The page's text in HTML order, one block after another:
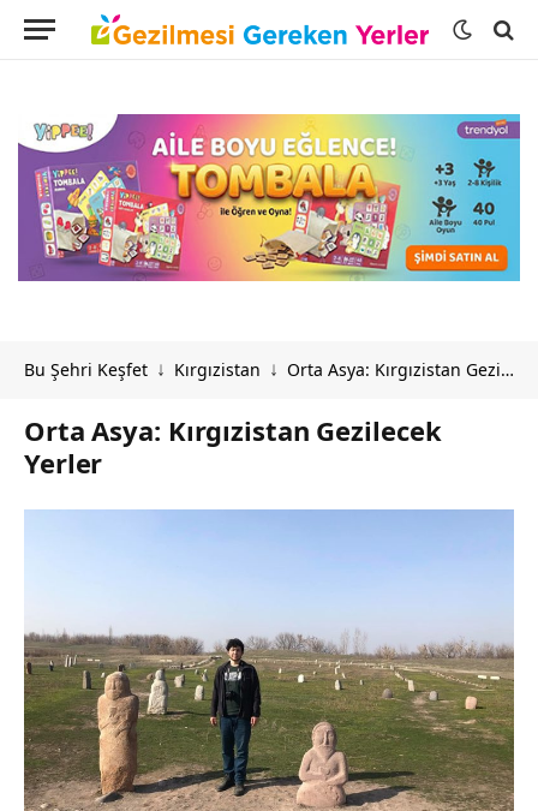
Bu Şehri Keşfet ↓ Kırgızistan ↓ Orta Asya: Kırgızistan Gezilecek Yerler
Orta Asya: Kırgızistan Gezilecek
Yerler